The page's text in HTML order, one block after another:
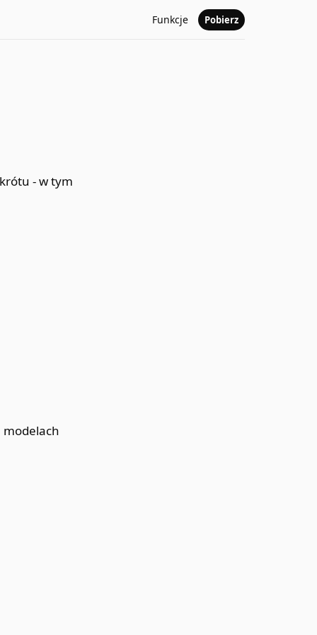
Funkcje Pobierz
- w tym